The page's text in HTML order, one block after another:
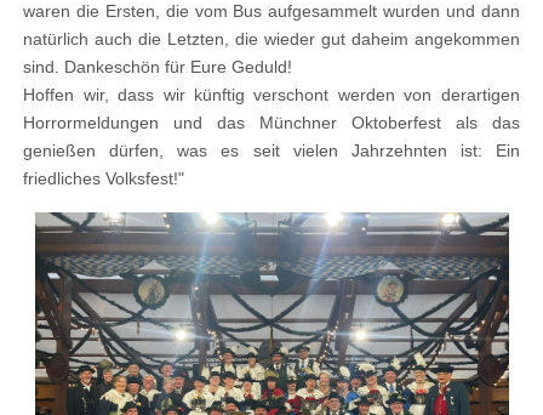
waren die Ersten, die vom Bus aufgesammelt wurden und dann
natürlich auch die Letzten, die wieder gut daheim angekommen
sind. Dankeschön für Eure Geduld!
Hoffen wir, dass wir künftig verschont werden von derartigen
Horrormeldungen und das Münchner Oktoberfest als das
genießen dürfen, was es seit vielen Jahrzehnten ist: Ein
friedliches Volksfest!"